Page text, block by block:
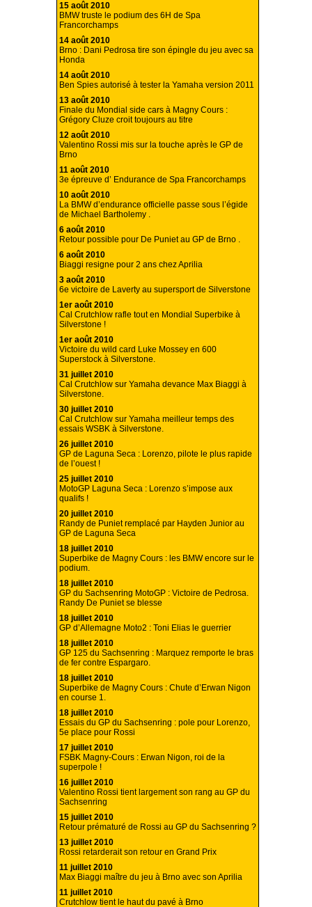
15 août 2010
BMW truste le podium des 6H de Spa
Francorchamps
14 août 2010
Brno : Dani Pedrosa tire son épingle du jeu avec sa
Honda
14 août 2010
Ben Spies autorisé à tester la Yamaha version 2011
13 août 2010
Finale du Mondial side cars à Magny Cours :
Grégory Cluze croit toujours au titre
12 août 2010
Valentino Rossi mis sur la touche après le GP de
Brno
11 août 2010
3e épreuve d’ Endurance de Spa Francorchamps
10 août 2010
La BMW d’endurance officielle passe sous l’égide
de Michael Bartholemy .
6 août 2010
Retour possible pour De Puniet au GP de Brno .
6 août 2010
Biaggi resigne pour 2 ans chez Aprilia
3 août 2010
6e victoire de Laverty au supersport de Silverstone
1er août 2010
Cal Crutchlow rafle tout en Mondial Superbike à
Silverstone !
1er août 2010
Victoire du wild card Luke Mossey en 600
Superstock à Silverstone.
31 juillet 2010
Cal Crutchlow sur Yamaha devance Max Biaggi à
Silverstone.
30 juillet 2010
Cal Crutchlow sur Yamaha meilleur temps des
essais WSBK à Silverstone.
26 juillet 2010
GP de Laguna Seca : Lorenzo, pilote le plus rapide
de l’ouest !
25 juillet 2010
MotoGP Laguna Seca : Lorenzo s’impose aux
qualifs !
20 juillet 2010
Randy de Puniet remplacé par Hayden Junior au
GP de Laguna Seca
18 juillet 2010
Superbike de Magny Cours : les BMW encore sur le
podium.
18 juillet 2010
GP du Sachsenring MotoGP : Victoire de Pedrosa.
Randy De Puniet se blesse
18 juillet 2010
GP d’Allemagne Moto2 : Toni Elias le guerrier
18 juillet 2010
GP 125 du Sachsenring : Marquez remporte le bras
de fer contre Espargaro.
18 juillet 2010
Superbike de Magny Cours : Chute d’Erwan Nigon
en course 1.
18 juillet 2010
Essais du GP du Sachsenring : pole pour Lorenzo,
5e place pour Rossi
17 juillet 2010
FSBK Magny-Cours : Erwan Nigon, roi de la
superpole !
16 juillet 2010
Valentino Rossi tient largement son rang au GP du
Sachsenring
15 juillet 2010
Retour prématuré de Rossi au GP du Sachsenring ?
13 juillet 2010
Rossi retarderait son retour en Grand Prix
11 juillet 2010
Max Biaggi maître du jeu à Brno avec son Aprilia
11 juillet 2010
Crutchlow tient le haut du pavé à Brno